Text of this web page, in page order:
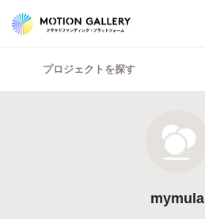
プロジェクトを探す
mymula